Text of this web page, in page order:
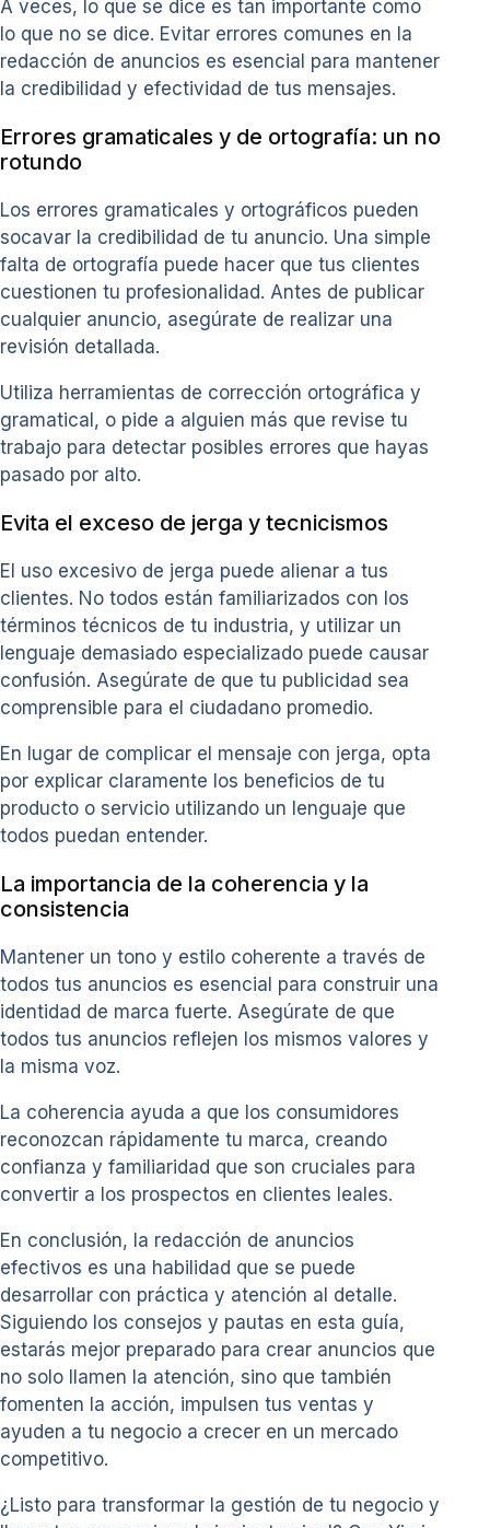
A veces, lo que se dice es tan importante como
lo que no se dice. Evitar errores comunes en la
redacción de anuncios es esencial para mantener
la credibilidad y efectividad de tus mensajes.
Errores gramaticales y de ortografía: un no
rotundo
Los errores gramaticales y ortográficos pueden
socavar la credibilidad de tu anuncio. Una simple
falta de ortografía puede hacer que tus clientes
cuestionen tu profesionalidad. Antes de publicar
cualquier anuncio, asegúrate de realizar una
revisión detallada.
Utiliza herramientas de corrección ortográfica y
gramatical, o pide a alguien más que revise tu
trabajo para detectar posibles errores que hayas
pasado por alto.
Evita el exceso de jerga y tecnicismos
El uso excesivo de jerga puede alienar a tus
clientes. No todos están familiarizados con los
términos técnicos de tu industria, y utilizar un
lenguaje demasiado especializado puede causar
confusión. Asegúrate de que tu publicidad sea
comprensible para el ciudadano promedio.
En lugar de complicar el mensaje con jerga, opta
por explicar claramente los beneficios de tu
producto o servicio utilizando un lenguaje que
todos puedan entender.
La importancia de la coherencia y la
consistencia
Mantener un tono y estilo coherente a través de
todos tus anuncios es esencial para construir una
identidad de marca fuerte. Asegúrate de que
todos tus anuncios reflejen los mismos valores y
la misma voz.
La coherencia ayuda a que los consumidores
reconozcan rápidamente tu marca, creando
confianza y familiaridad que son cruciales para
convertir a los prospectos en clientes leales.
En conclusión, la redacción de anuncios
efectivos es una habilidad que se puede
desarrollar con práctica y atención al detalle.
Siguiendo los consejos y pautas en esta guía,
estarás mejor preparado para crear anuncios que
no solo llamen la atención, sino que también
fomenten la acción, impulsen tus ventas y
ayuden a tu negocio a crecer en un mercado
competitivo.
¿Listo para transformar la gestión de tu negocio y